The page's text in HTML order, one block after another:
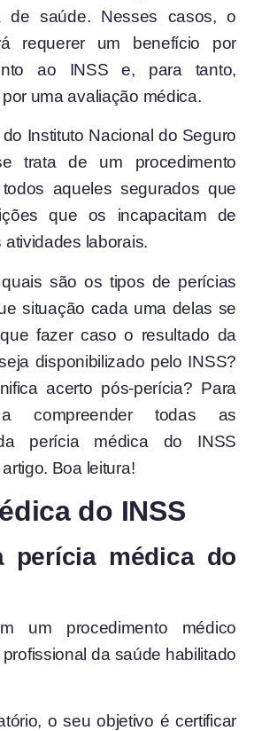
de saúde. Nesses casos, o
requerer um benefício por
ao INSS e, para tanto,
uma avaliação médica.
Instituto Nacional do Seguro
trata de um procedimento
aqueles segurados que
que os incapacitam de
laborais.
são os tipos de perícias
situação cada uma delas se
fazer caso o resultado da
disponibilizado pelo INSS?
acerto pós-perícia? Para
compreender todas as
perícia médica do INSS
Boa leitura!
do INSS
perícia médica do
um procedimento médico
da saúde habilitado
o seu objetivo é certificar